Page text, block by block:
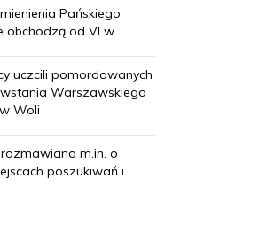
Pańskiego
obchodzą od VI w.
uczcili pomordowanych
Warszawskiego
Woli
m.in. o
poszukiwań i